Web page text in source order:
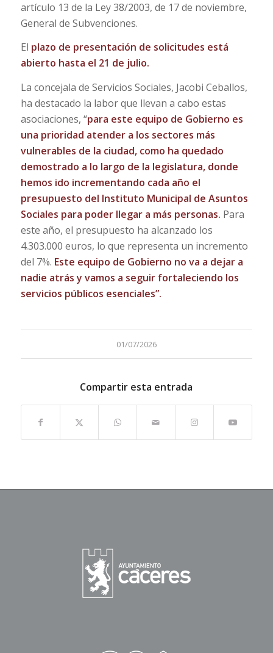
artículo 13 de la Ley 38/2003, de 17 de noviembre,
General de Subvenciones.
El plazo de presentación de solicitudes está
abierto hasta el 21 de julio.
La concejala de Servicios Sociales, Jacobi Ceballos,
ha destacado la labor que llevan a cabo estas
asociaciones, “para este equipo de Gobierno es
una prioridad atender a los sectores más
vulnerables de la ciudad, como ha quedado
demostrado a lo largo de la legislatura, donde
hemos ido incrementando cada año el
presupuesto del Instituto Municipal de Asuntos
Sociales para poder llegar a más personas. Para
este año, el presupuesto ha alcanzado los
4.303.000 euros, lo que representa un incremento
del 7%. Este equipo de Gobierno no va a dejar a
nadie atrás y vamos a seguir fortaleciendo los
servicios públicos esenciales”.
01/07/2026
Compartir esta entrada